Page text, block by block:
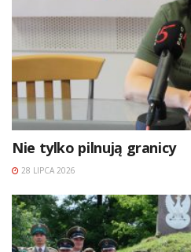
Nie tylko pilnują granicy
28 LIPCA 2026